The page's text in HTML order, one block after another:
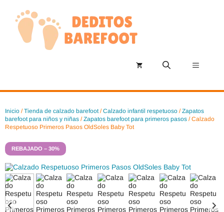
contenido
Menú
Inicio /Tienda de calzado barefoot/Calzado infantil respetuoso /Zapatos
barefoot para niños y niñas /Zapatos barefoot para primeros pasos / Calzado
Respetuoso Primeros Pasos OldSoles Baby Tot
REBAJADO – 30%